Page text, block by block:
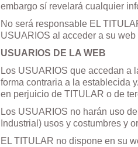
embargo sí revelará cualquier
No será responsable EL
USUARIOS al acceder a su
USUARIOS DE LA WEB
Los USUARIOS que accedan a
forma contraria a la establecida
en perjuicio de TITULAR o de
Los USUARIOS no harán uso
Industrial) usos y costumbres y
EL TITULAR no dispone en su